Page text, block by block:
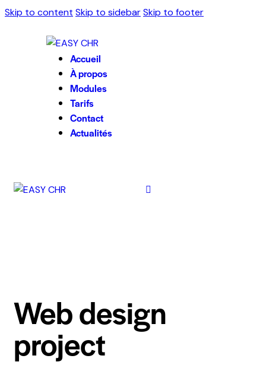
Skip to content Skip to sidebarSkip to footer
Accueil
À propos
Modules
Tarifs
Contact
Actualités
Web design
project